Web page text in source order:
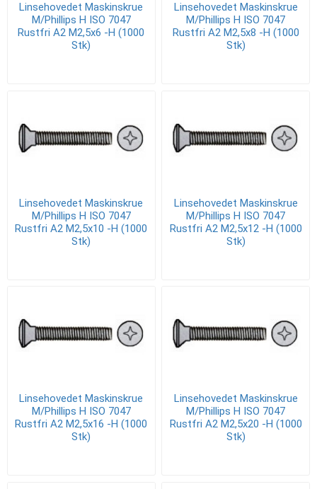
Linsehovedet Maskinskrue
M/Phillips H ISO 7047
Rustfri A2 M2,5x6 -H (1000
Stk)
Linsehovedet Maskinskrue
M/Phillips H ISO 7047
Rustfri A2 M2,5x8 -H (1000
Stk)
Linsehovedet Maskinskrue
M/Phillips H ISO 7047
Rustfri A2 M2,5x10 -H (1000
Stk)
Linsehovedet Maskinskrue
M/Phillips H ISO 7047
Rustfri A2 M2,5x12 -H (1000
Stk)
Linsehovedet Maskinskrue
M/Phillips H ISO 7047
Rustfri A2 M2,5x16 -H (1000
Stk)
Linsehovedet Maskinskrue
M/Phillips H ISO 7047
Rustfri A2 M2,5x20 -H (1000
Stk)